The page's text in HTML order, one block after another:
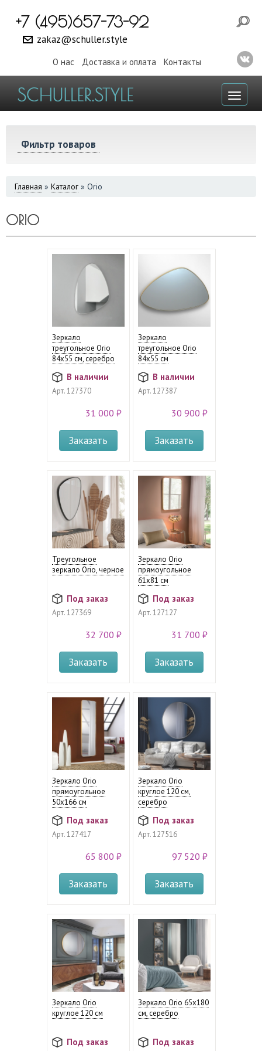
+7 (495)657-73-92
zakaz@schuller.style
О нас Доставка и оплата Контакты
Фильтр товаров
ВЫ
Главная » Каталог » Orio
ORIO
Зеркало
треугольное Orio
84х55 см, серебро
В наличии
Арт.127370
31 000 ₽
Заказать
Зеркало
треугольное Orio
84x55 см
В наличии
Арт.127387
30 900 ₽
Заказать
Треугольное
зеркало Orio, черное
Под заказ
Арт.127369
32 700 ₽
Заказать
Зеркало Orio
прямоугольное
61x81 см
Под заказ
Арт.127127
31 700 ₽
Заказать
Зеркало Orio
прямоугольное
50x166 см
Под заказ
Арт.127417
65 800 ₽
Заказать
Зеркало Orio
круглое 120 см,
серебро
Под заказ
Арт.127516
97 520 ₽
Заказать
Зеркало Orio
круглое 120 см
Под заказ
Зеркало Orio 65х180
см, серебро
Под заказ